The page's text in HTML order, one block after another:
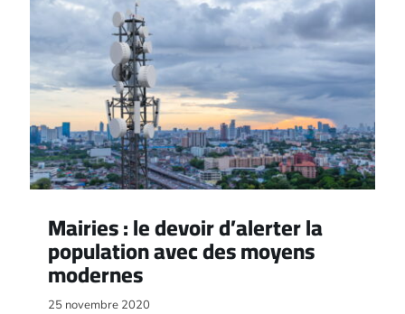
Mairies : le devoir d’alerter la
population avec des moyens
modernes
25 novembre 2020